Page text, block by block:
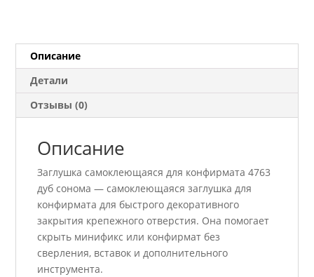
Описание
Детали
Отзывы (0)
Описание
Заглушка самоклеющаяся для конфирмата 4763
дуб сонома — самоклеющаяся заглушка для
конфирмата для быстрого декоративного
закрытия крепежного отверстия. Она помогает
скрыть минификс или конфирмат без
сверления, вставок и дополнительного
инструмента.